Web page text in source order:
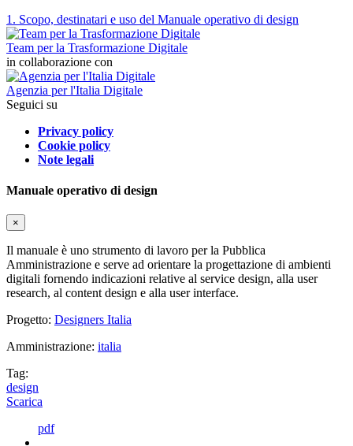
1. Scopo, destinatari e uso del Manuale operativo di design
Team per la Trasformazione Digitale
in collaborazione con
Agenzia per l'Italia Digitale
Seguici su
Privacy policy
Cookie policy
Note legali
Manuale operativo di design
×
Il manuale è uno strumento di lavoro per la Pubblica
Amministrazione e serve ad orientare la progettazione di ambienti
digitali fornendo indicazioni relative al service design, alla user
research, al content design e alla user interface.
Progetto: Designers Italia
Amministrazione: italia
Tag:
design
Scarica
pdf